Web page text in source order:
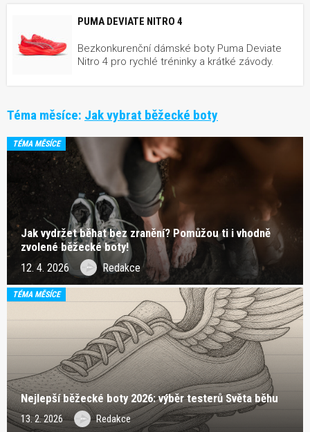
PUMA DEVIATE NITRO 4
Bezkonkurenční dámské boty Puma Deviate
Nitro 4 pro rychlé tréninky a krátké závody.
Téma měsíce: Jak vybrat běžecké boty
TÉMA MĚSÍCE
Jak vydržet běhat bez zranění? Pomůžou ti i vhodně
zvolené běžecké boty!
12. 4. 2026 Redakce
TÉMA MĚSÍCE
Nejlepší běžecké boty 2026: výběr testerů Světa běhu
13. 2. 2026 Redakce